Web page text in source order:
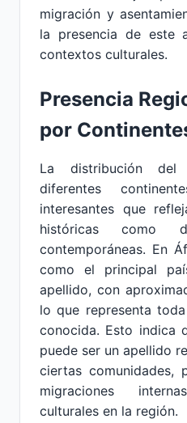
migración y
la presencia de este
contextos culturales.
Presencia
por
La distribución
diferentes
interesantes que
históricas como
contemporáneas. En
como el principal
apellido, con
lo que representa
conocida. Esto indica
puede ser un apellido
ciertas comunidades,
migraciones
culturales en la región.